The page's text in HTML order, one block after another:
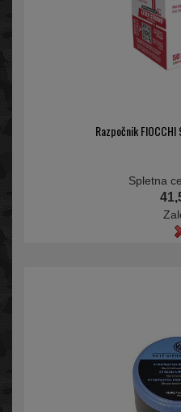
Razpočnik
Spletna